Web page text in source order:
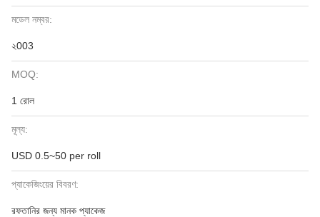
মডেল নম্বর:
২003
MOQ:
1 রোল
মূল্য:
USD 0.5~50 per roll
প্যাকেজিংয়ের বিবরণ:
রফতানির জন্য মানক প্যাকেজ